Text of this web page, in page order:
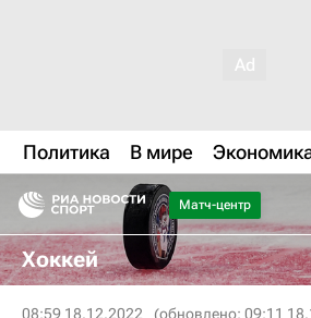
Политика В мире
Матч-центр
Хоккей
08:59 18.12.2022 (обновлено: 09:11